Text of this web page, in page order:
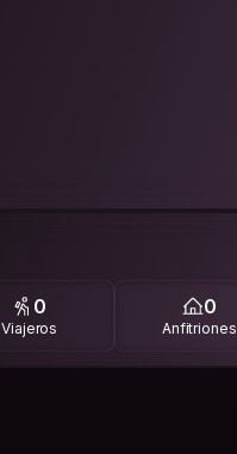
0
Viajeros
0
Anfitriones